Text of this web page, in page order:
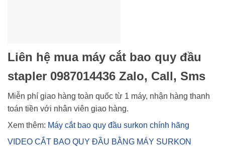
Liên hệ mua máy cắt bao quy đầu
stapler 0987014436 Zalo, Call, Sms
Miễn phí giao hàng toàn quốc từ 1 máy, nhận hàng thanh
toán tiền với nhân viên giao hàng.
Xem thêm: Máy cắt bao quy đầu surkon chính hãng
VIDEO CẮT BAO QUY ĐẦU BẰNG MÁY SURKON